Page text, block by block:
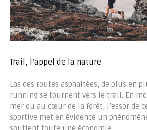
Trail, l’appel de la nature
Las des routes asphaltées, de plus en
running se tournent vers le trail. En
mer ou au cœur de la forêt, l’essor de
sportive met en évidence un